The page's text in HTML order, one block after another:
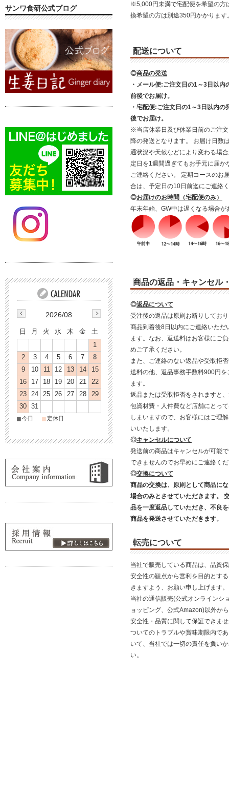
※5,000円未満で宅配便を希望の方
換希望の方は別途350円かかります
配送について
◎商品の発送
・メール便:ご注文日の1～3日以内
前後でお届け。
・宅配便:ご注文日の1～3日以内の
後でお届け。
※当店休業日及び休業日前のご注
降の発送となります。 お届け日数
通状況や天候などにより変わる場
定日を1週間過ぎてもお手元に届か
ご連絡ください。 定期コースのお
合は、予定日の10日前迄にご連絡
◎お届けのお時間（宅配便のみ）
年末年始、GW中は遅くなる場合が
商品の返品・キャンセル
◎返品について
受注後の返品は原則お断りしてお
商品到着後8日以内にご連絡いただ
ます。なお、返送料はお客様にご
めご了承ください。
また、ご連絡のない返品や受取拒
送料の他、返品事務手数料900円
ます。
返品または受取拒否をされますと
包資材費・人件費など店舗にとっ
しまいますので、お客様にはご理
いいたします。
◎キャンセルについて
発送前の商品はキャンセルが可能
できませんのでお早めにご連絡く
◎交換について
商品の交換は、原則として商品に
場合のみとさせていただきます。
品を一度返品していただき、不良
商品を発送させていただきます。
転売について
当社で販売している商品は、品質
安全性の観点から営利を目的とす
きますよう、お願い申し上げます。
当社の通信販売(公式オンラインシ
ョッピング、公式Amazon)以外か
安全性・品質に関して保証できま
ついてのトラブルや賞味期限内で
いて、当社では一切の責任を負い
い。
サンワ食研公式ブログ
2026/08
日 月 火 水 木 金
土
1
2
3 4 5 6 7
8
9
10 11 12 13 14
15
16
17 18 19 20 21
22
23
24 25 26 27 28
29
30
31
■今日 ■ 定休日